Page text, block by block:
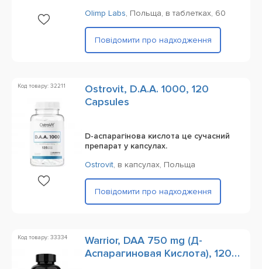
Olimp Labs, Польща, в таблетках, 60
Повідомити про надходження
Код товару: 32211
Ostrovit, D.A.A. 1000, 120
Capsules
D-аспарагінова кислота це сучасний
препарат у капсулах.
Ostrovit, в капсулах, Польща
Повідомити про надходження
Код товару: 33334
Warrior, DAA 750 mg (Д-
Аспарагиновая Кислота), 120